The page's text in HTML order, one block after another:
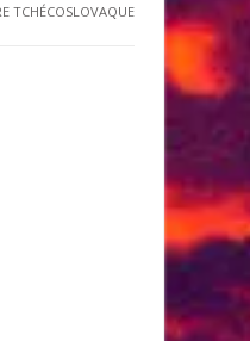
TCHÉCOSLOVAQUE